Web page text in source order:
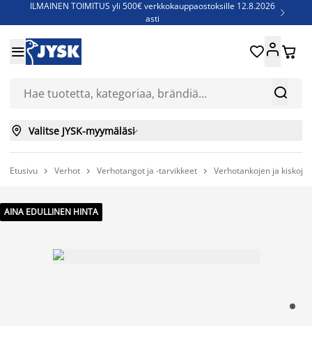
ILMAINEN TOIMITUS yli 500€ verkkokauppaostoksille 12.8.2026
asti

Jenkkisänkyjä - Säästä jopa 60%


 
 Valitse JYSK-myymäläsi
Etusivu  Verhot  Verhotangot ja -tarvikkeet  Verhotankojen ja
AINA EDULLINEN HINTA